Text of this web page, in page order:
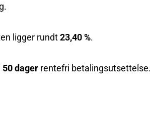
ligger rundt23,40 %.
50 dager rentefri betalingsutsettelse.